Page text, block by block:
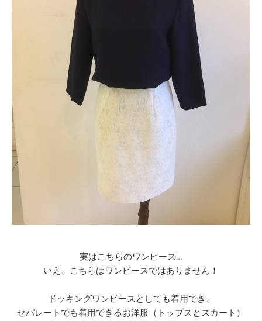
実はこちらのワンピース…
いえ、こちらはワンピースではありません！
ドッキングワンピースとしても着用でき、
セパレートでも着用できるお洋服（トップスとスカート）